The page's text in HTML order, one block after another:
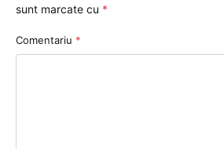
sunt marcate cu *
Comentariu *